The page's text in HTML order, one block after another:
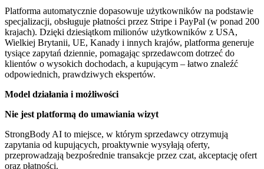
Platforma automatycznie dopasowuje użytkowników na podstawie
specjalizacji, obsługuje płatności przez Stripe i PayPal (w ponad 200
krajach). Dzięki dziesiątkom milionów użytkowników z USA,
Wielkiej Brytanii, UE, Kanady i innych krajów, platforma generuje
tysiące zapytań dziennie, pomagając sprzedawcom dotrzeć do
klientów o wysokich dochodach, a kupującym – łatwo znaleźć
odpowiednich, prawdziwych ekspertów.
Model działania i możliwości
Nie jest platformą do umawiania wizyt
StrongBody AI to miejsce, w którym sprzedawcy otrzymują
zapytania od kupujących, proaktywnie wysyłają oferty,
przeprowadzają bezpośrednie transakcje przez czat, akceptację ofert
oraz płatności.